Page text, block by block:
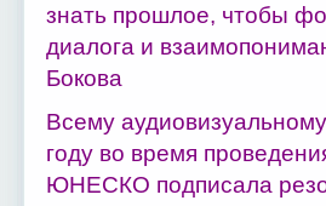
знать прошлое, чтобы
диалога и
Бокова
Всему
году во время
ЮНЕСКО подписала